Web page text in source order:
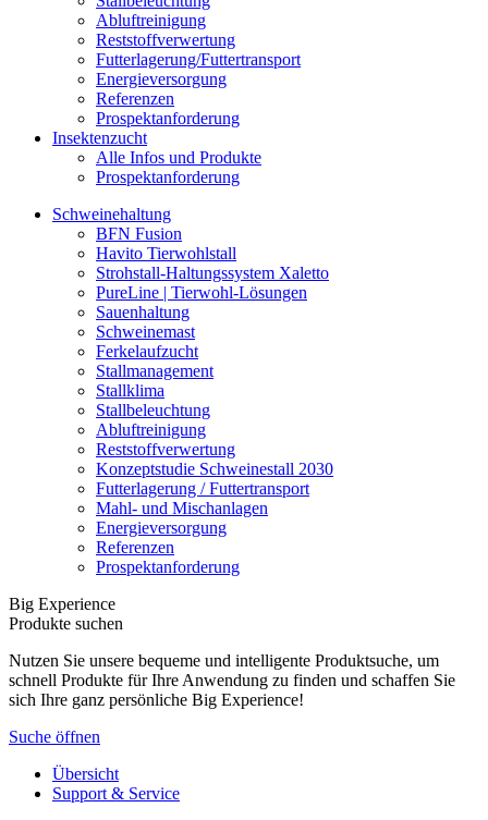
Abluftreinigung
Reststoffverwertung
Futterlagerung/Futtertransport
Energieversorgung
Referenzen
Prospektanforderung
Insektenzucht
Alle Infos und Produkte
Prospektanforderung
Schweinehaltung
BFN Fusion
Havito Tierwohlstall
Strohstall-Haltungssystem Xaletto
PureLine | Tierwohl-Lösungen
Sauenhaltung
Schweinemast
Ferkelaufzucht
Stallmanagement
Stallklima
Stallbeleuchtung
Abluftreinigung
Reststoffverwertung
Konzeptstudie Schweinestall 2030
Futterlagerung / Futtertransport
Mahl- und Mischanlagen
Energieversorgung
Referenzen
Prospektanforderung
Big Experience
Produkte suchen
Nutzen Sie unsere bequeme und intelligente Produktsuche, um
schnell Produkte für Ihre Anwendung zu finden und schaffen Sie
sich Ihre ganz persönliche Big Experience!
Suche öffnen
Übersicht
Support & Service